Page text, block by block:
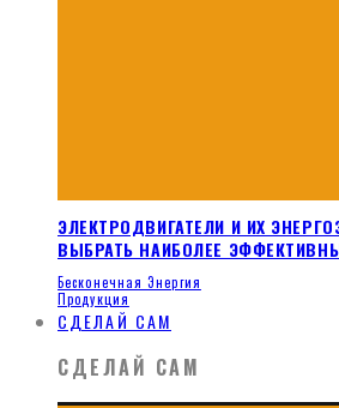
ЭЛЕКТРОДВИГАТЕЛИ И ИХ
ВЫБРАТЬ НАИБОЛЕЕ
Бесконечная Энергия
Продукция
СДЕЛАЙ САМ
СДЕЛАЙ САМ